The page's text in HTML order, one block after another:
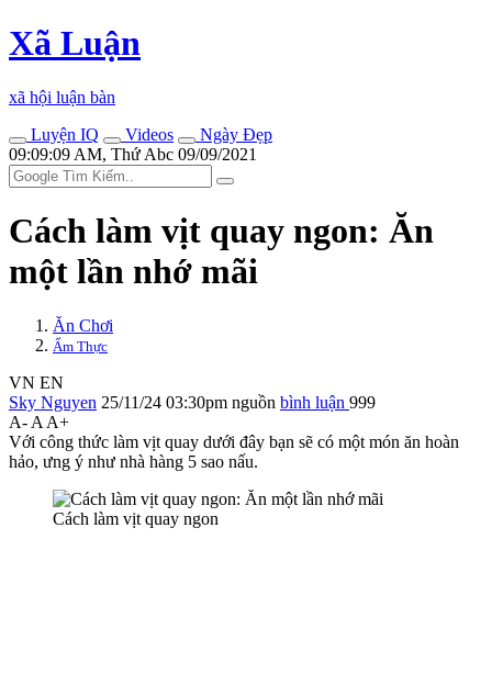
Xã Luận
xã hội luận bàn
Luyện IQ
Videos
Ngày Đẹp
09:09:09 AM, Thứ Abc 09/09/2021
Cách làm vịt quay ngon: Ăn
một lần nhớ mãi
Ăn Chơi
Ẩm Thực
VN EN
Sky Nguyen 25/11/24 03:30pm nguồn bình luận 999
A- A A+
Với công thức làm vịt quay dưới đây bạn sẽ có một món ăn hoàn
hảo, ưng ý như nhà hàng 5 sao nấu.
Cách làm vịt quay ngon